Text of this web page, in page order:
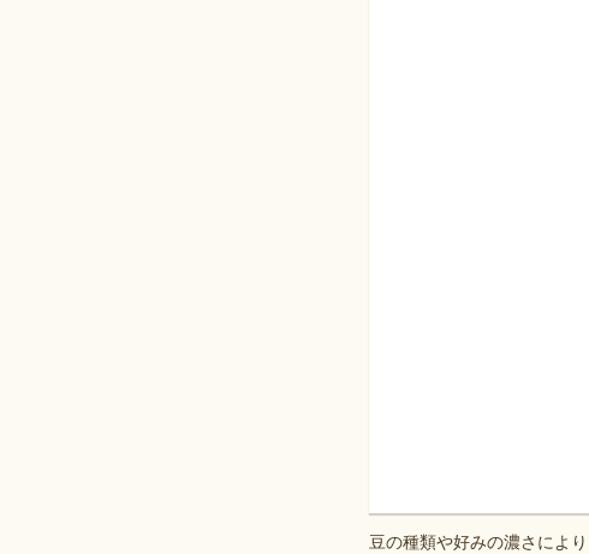
豆の種類や好みの濃さによ